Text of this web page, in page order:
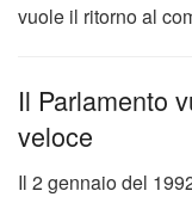
vuole il ritorno al
Il Parlamento
veloce
Il 2 gennaio del